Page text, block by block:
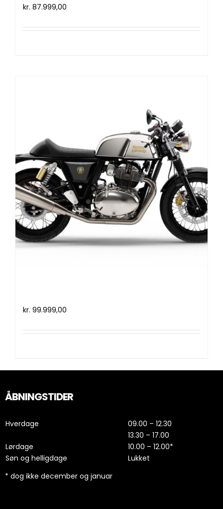
kr. 87.999,00
kr. 99.999,00
ÅBNINGSTIDER
Hverdage
09.00 – 12.30
13.30 – 17.00
Lørdage
10.00 – 12.00*
Søn og helligdage
Lukket
* dog ikke december og januar